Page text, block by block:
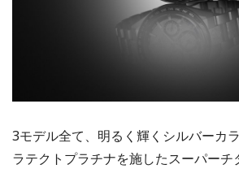
3モデル全て、明るく輝くシルバーカ
ラテクトプラチナを施したスーパー